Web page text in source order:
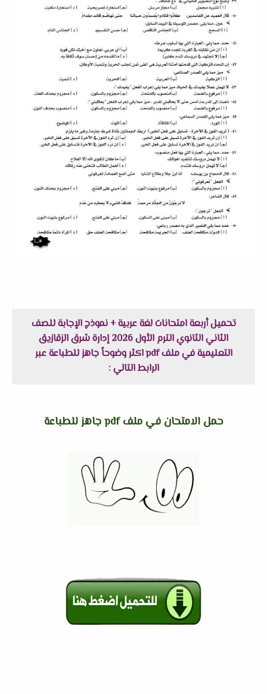
تحميل أربعة امتحانات لغة عربية + نموذج الإجابة للصف
الثاني الثانوي الترم الأول 2026 إدارة شرق الزقازيق
التعليمية في ملف pdf اكثر وضوحاً جاهز للطباعة عبر
الرابط التالي :
حمل الامتحان في ملف pdf جاهز للطباعة